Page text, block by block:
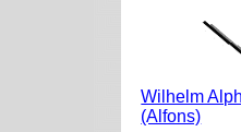
Wilhelm
(Alfons)